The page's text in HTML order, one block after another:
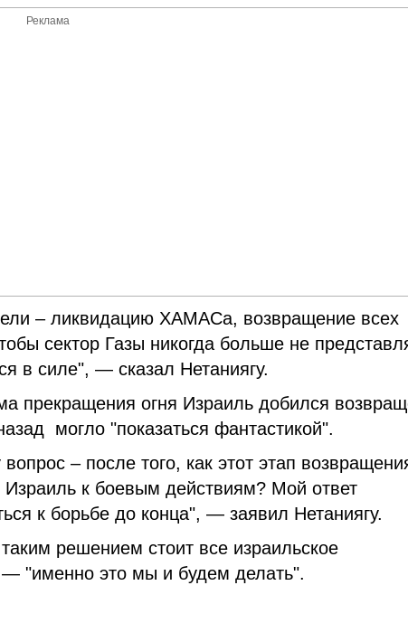
Реклама
– ликвидацию ХАМАСа, возвращение всех
сектор Газы никогда больше не
в силе", — сказал Нетаниягу.
прекращения огня Израиль добился
могло "показаться фантастикой".
– после того, как этот этап
к боевым действиям? Мой ответ
к борьбе до конца", — заявил Нетаниягу.
решением стоит все израильское
— "именно это мы и будем делать".